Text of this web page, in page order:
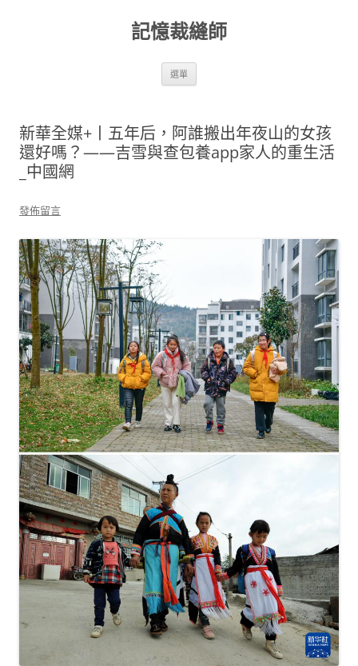
記憶裁縫師
選單
新華全媒+丨五年后，阿誰搬出年夜山的女孩
還好嗎？——吉雪與查包養app家人的重生活
_中國網
發佈留言